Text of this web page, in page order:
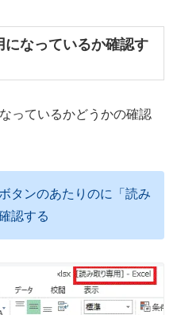
になっているか確認す
っているかどうかの確認
タンのあたりのに「読み
認する